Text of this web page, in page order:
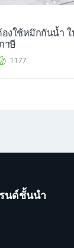
งใช้หมึกกันน้ำ
าษี
1177
นด์ชั้นนำ